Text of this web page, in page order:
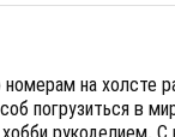
номерам на
погрузиться в
хобби рукоделием.